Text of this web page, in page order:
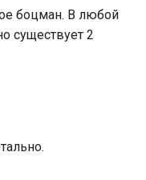
боцман. В любой
существует 2